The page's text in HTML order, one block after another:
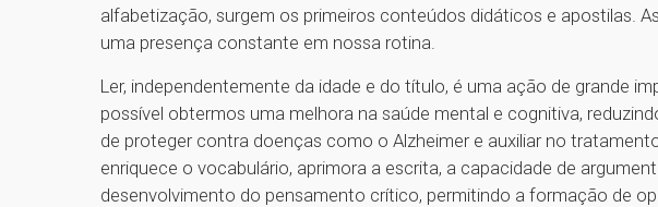
alfabetização, surgem os primeiros conteúdos didáticos e apostilas.
uma presença constante em nossa rotina.
Ler, independentemente da idade e do título, é uma ação de grande
possível obtermos uma melhora na saúde mental e cognitiva,
de proteger contra doenças como o Alzheimer e auxiliar no
enriquece o vocabulário, aprimora a escrita, a capacidade de
desenvolvimento do pensamento crítico, permitindo a formação de